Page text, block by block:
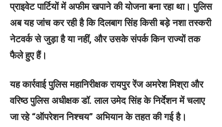
प्राइवेट पार्टियों में अफीम खपाने की योजना बना रहा था। पुलिस
अब यह जांच कर रही है कि दिलबाग सिंह किसी बड़े नशा तस्करी
नेटवर्क से जुड़ा है या नहीं, और उसके संपर्क किन राज्यों तक
फैले हुए हैं।
यह कार्रवाई पुलिस महानिरीक्षक रायपुर रेंज अमरेश मिश्रा और
वरिष्ठ पुलिस अधीक्षक डॉ. लाल उमेद सिंह के निर्देशन में चलाए
जा रहे “ऑपरेशन निश्चय” अभियान के तहत की गई है।